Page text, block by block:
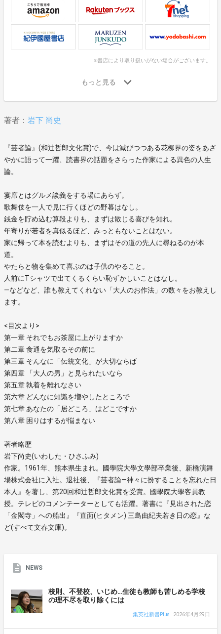
※書店により取り扱いがない場合がございます。
著者： 岩下 尚史
『芸者論』(和辻哲郎文化賞)で、今は滅びつつある花柳界の姿をあざ
やかに語って一躍、読書界の話題をさらった作家による異色の人生
論。
宴席とはグルメ談義をする場にあらず。
歌舞伎を一人で見に行くほどの野暮はなし。
銭金を貯め込む算段よりも、まずは散じる喜びを知れ。
年寄りが若者を真似るほど、みっともないことはない。
家に帰って本を読むよりも、まずはその道の先人に尋ねるのが本
道。
やたらと物を集めて喜ぶのは子供のやること。
人前にTシャツで出てくるくらい恥ずかしいことはなし。
―などなど、誰も教えてくれない「大人のお作法」の数々をお教えし
ます。
<目次より>
第一章 それでもお茶屋に上がりますか
第二章 食通を気取るその前に
第三章 そんなに「伝統文化」が大切ならば
第四章 「大人の男」と見られたいなら
第五章 執着を離れなさい
第六章 どんなに知識を増やしたところで
第七章 あなたの「居どころ」はどこですか
第八章 困りはするが悩まない
著者略歴
岩下尚史(いわした・ひさふみ)
作家。1961年、熊本県生まれ。國學院大學文學部卒業後、新橋演舞
場株式会社に入社。退社後、『芸者論―神々に扮することを忘れた日
本人』を著し、第20回和辻哲郎文化賞を受賞。國學院大學客員教
授。テレビのコメンテーターとしても活躍。著書に『見出された恋
「金閣寺」への船出』『直面(ヒタメン) 三島由紀夫若き日の恋』な
ど(すべて文春文庫)。
NEWS
校則、不登校、いじめ…生徒も教師も苦しめる学校
の理不尽を取り除くには
集英社新書Plus 2026年4月29日